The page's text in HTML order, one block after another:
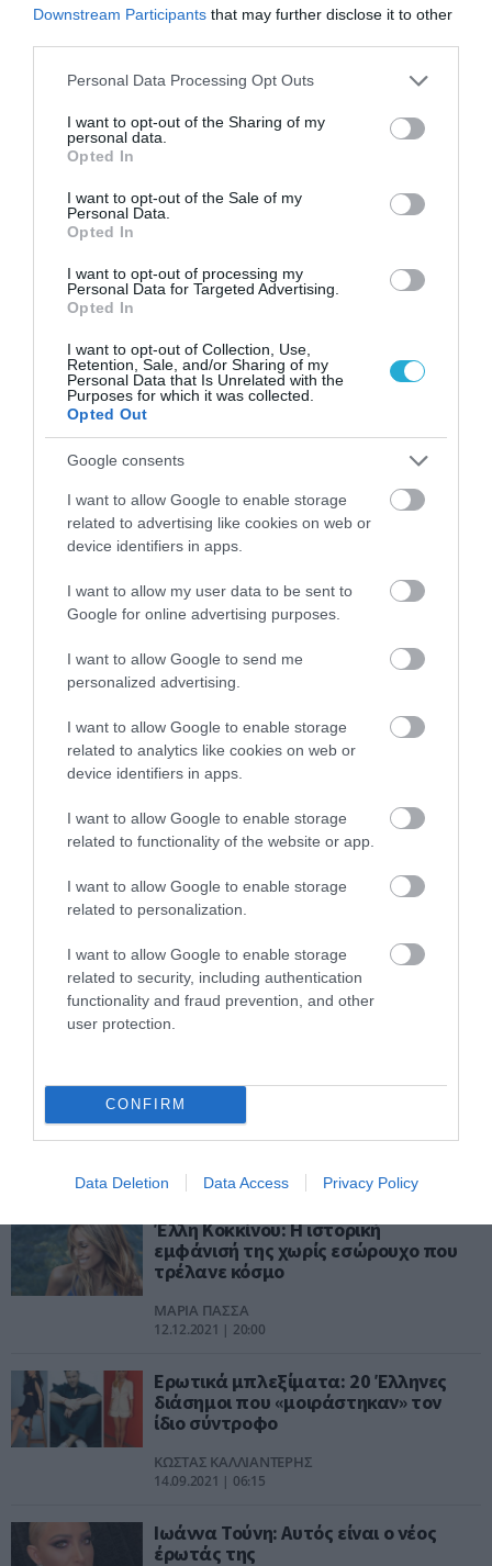
Downstream Participants that may further disclose it to other
Please note that this website/app uses one or more Google
not limited to your visit or usage behaviour. You may click to
grant or deny consent to Google and its third-party tags to
use your data for below specified purposes in below Google
consent section.
Personal Data Processing Opt Outs
I want to opt-out of the Sharing of my
personal data.
Opted In
I want to opt-out of the Sale of my
Personal Data.
Opted In
I want to opt-out of processing my
Personal Data for Targeted Advertising.
Opted In
I want to opt-out of Collection, Use,
Retention, Sale, and/or Sharing of my
Personal Data that Is Unrelated with the
Purposes for which it was collected.
Opted Out
Google consents
I want to allow Google to enable storage
related to advertising like cookies on web or
device identifiers in apps.
I want to allow my user data to be sent to
Google for online advertising purposes.
I want to allow Google to send me
personalized advertising.
I want to allow Google to enable storage
related to analytics like cookies on web or
device identifiers in apps.
I want to allow Google to enable storage
related to functionality of the website or app.
I want to allow Google to enable storage
related to personalization.
I want to allow Google to enable storage
related to security, including authentication
functionality and fraud prevention, and other
user protection.
CONFIRM
Data Deletion Data Access Privacy Policy
30.10.2024 | 17:32
πολύ πλούσιος επιχειρηματίας που
ΚΩΣΤΑΣ ΚΑΛΛΙΑΝΤΕΡΗΣ
Κατερίνα Λιόλιου: Αυτός είναι ο νέος
ΒΑΣΙΛΗΣ ΔΙΑΜΑΝΤΑΚΟΣ
08.05.2024 | 15:02
Νίκος Παππάς - Βάλια
Χατζηθεοδώρου: Νέος έρωτας -
Ταξιδάκι για δυο στην Νέα Υόρκη -
Φόρεσε τα γυαλιά του
04.01.2024 | 15:35
Χριστιάνα Μπέτα: Η κόρη της
Θεοδωρίδου με τον γιο του εκδότη
Λυμπέρη έχουν σχέση
29.05.2023 | 13:14
Κλόε Καρντάσιαν: Μετά τον Τρίσταν
Τόμπσον βρήκε τον έρωτα σε
επενδυτή κεφαλαίων
ΚΩΣΤΑΣ ΚΑΛΛΙΑΝΤΕΡΗΣ
23.06.2022 | 06:08
χωρισμό του από την Έλενα
Τσαγκρινού
ΑΦΡΟΔΙΤΗ ΠΑΝΟΥ
03.04.2022 | 11:23
Νέος έρωτας για την Πάολα – Ποιος
είναι ο σύντροφός της
ΒΑΣΙΛΗΣ ΔΙΑΜΑΝΤΑΚΟΣ
23.01.2022 | 00:10
Carrie Bradshaw στο «And Just Like
That»
15.01.2022 | 19:16
Έλλη Κοκκίνου: Η ιστορική
εμφάνισή της χωρίς εσώρουχο που
τρέλανε κόσμο
ΜΑΡΙΑ ΠΑΣΣΑ
12.12.2021 | 20:00
Ερωτικά μπλεξίματα: 20 Έλληνες
διάσημοι που «μοιράστηκαν» τον
ίδιο σύντροφο
ΚΩΣΤΑΣ ΚΑΛΛΙΑΝΤΕΡΗΣ
14.09.2021 | 06:15
Ιωάννα Τούνη: Αυτός είναι ο νέος
έρωτάς της